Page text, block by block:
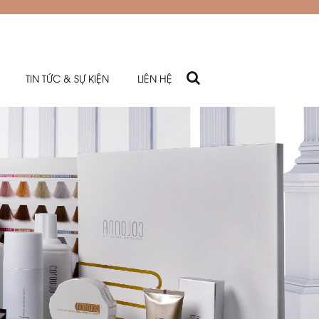
TIN TỨC & SỰ KIỆN LIÊN HỆ